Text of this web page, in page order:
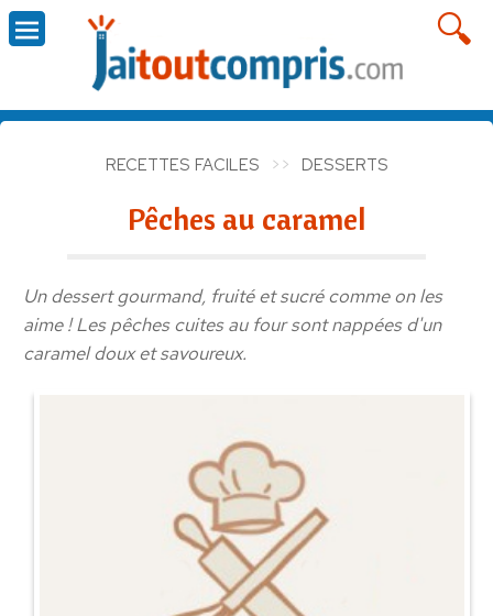
RECETTES FACILES DESSERTS
Pêches au caramel
Un dessert gourmand, fruité et sucré comme on les
aime ! Les pêches cuites au four sont nappées d'un
caramel doux et savoureux.